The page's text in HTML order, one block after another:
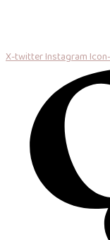
X-twitterInstagram